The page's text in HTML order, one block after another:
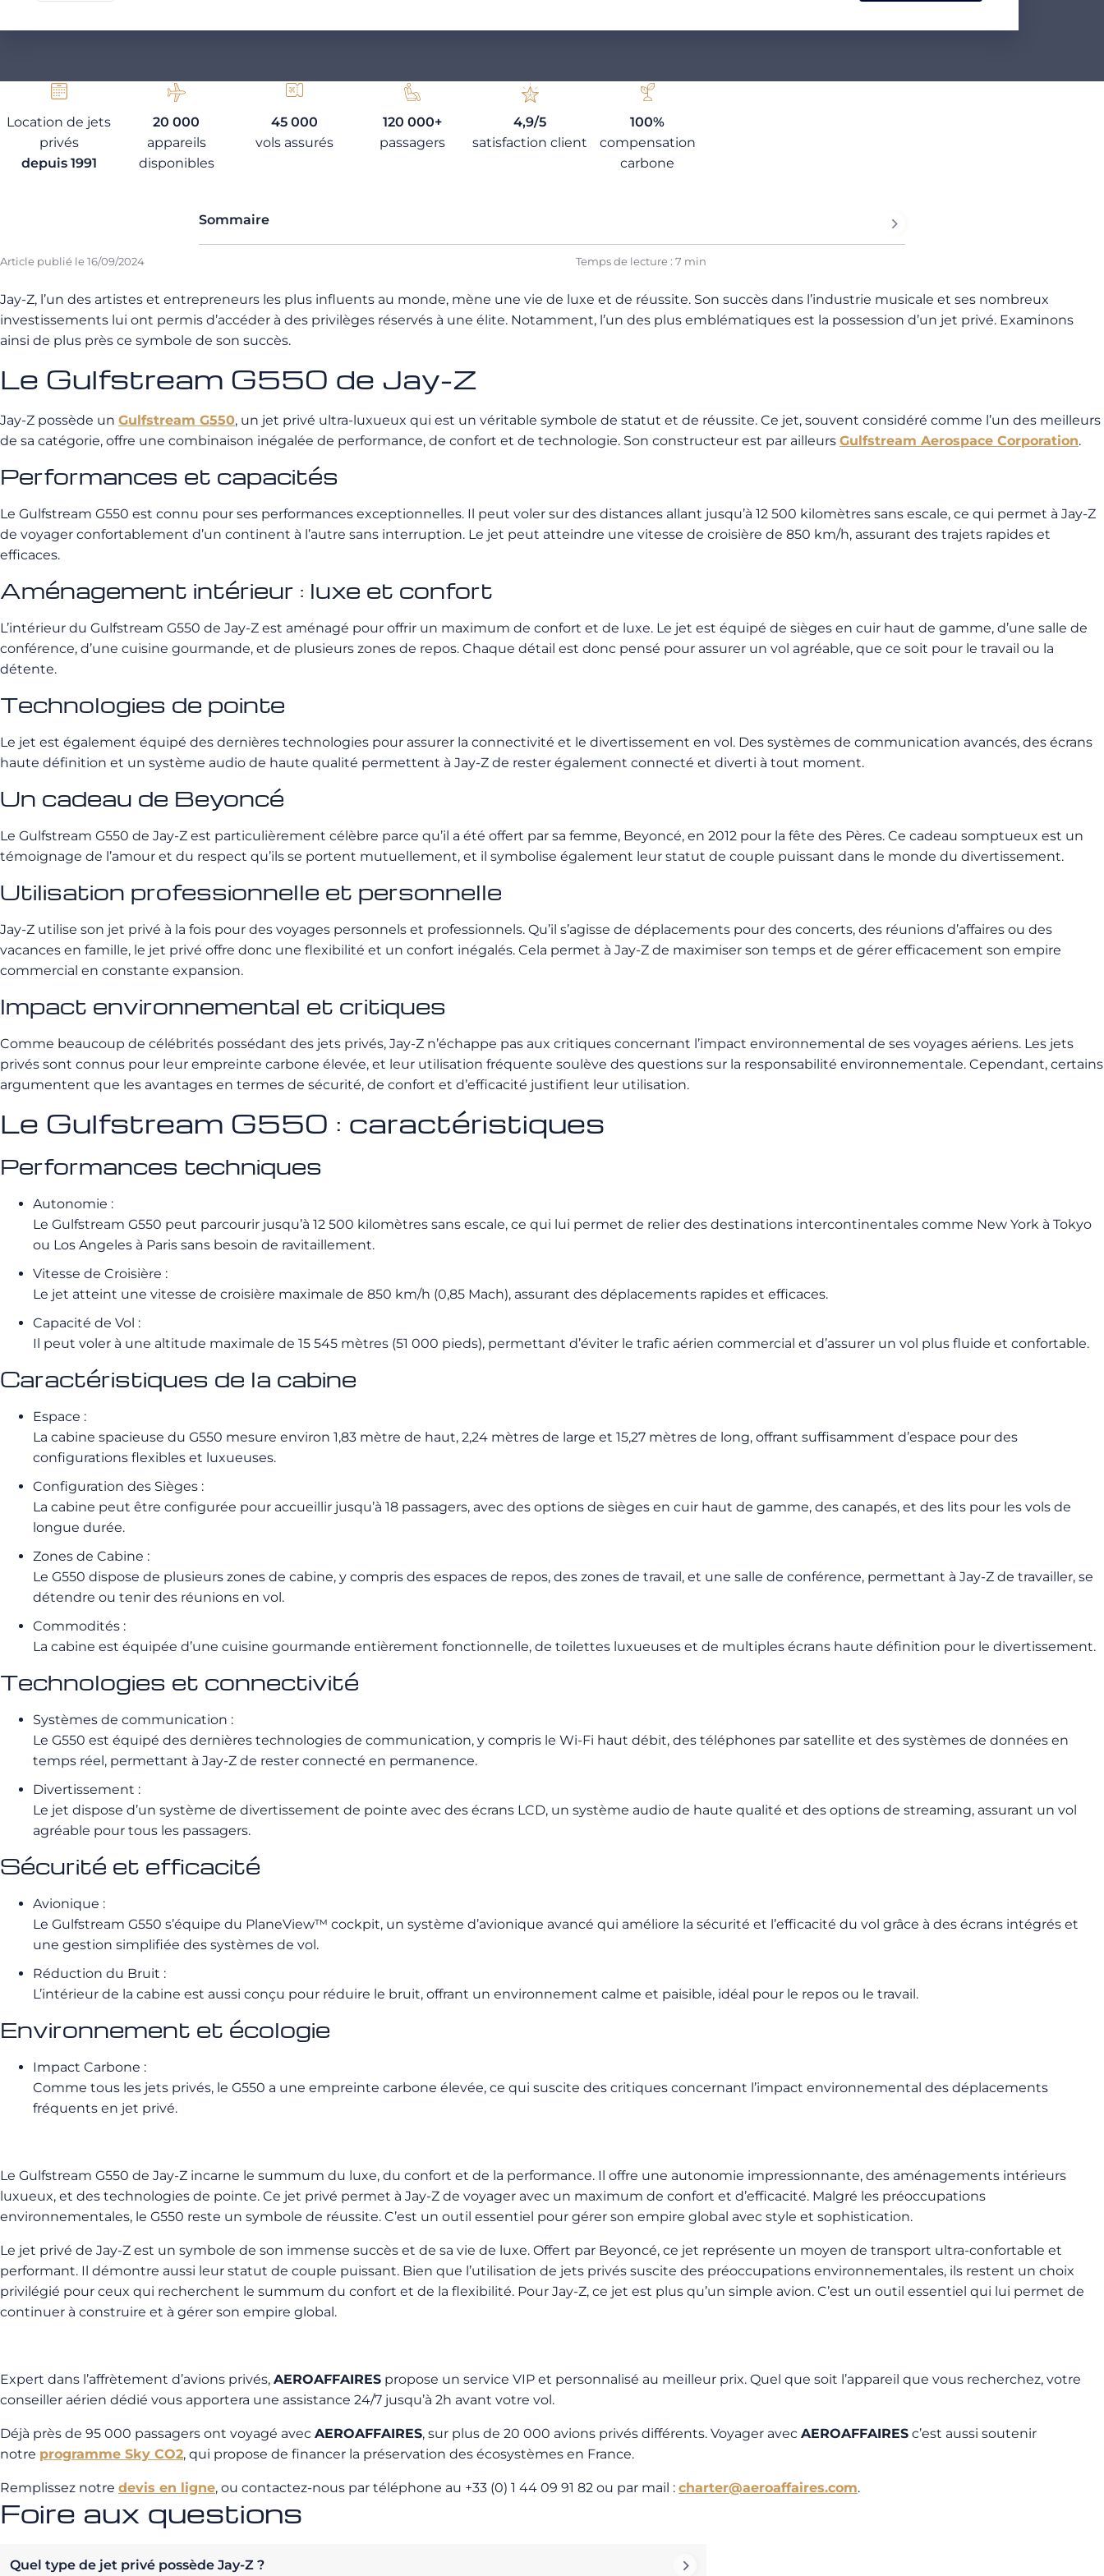
Location de jets
privés
depuis 1991
20 000
appareils
disponibles
45 000
vols assurés
120 000+
passagers
4,9/5
satisfaction client
100%
compensation
carbone
Sommaire
Article publié le16/09/2024 Temps de lecture : 7 min
Jay-Z, l’un des artistes et entrepreneurs les plus influents au monde, mène une vie de luxe et de réussite. Son succès dans l’industrie musicale et ses nombreux
investissements lui ont permis d’accéder à des privilèges réservés à une élite. Notamment, l’un des plus emblématiques est la possession d’un jet privé. Examinons
ainsi de plus près ce symbole de son succès.
Le Gulfstream G550 de Jay-Z
Jay-Z possède un Gulfstream G550, un jet privé ultra-luxueux qui est un véritable symbole de statut et de réussite. Ce jet, souvent considéré comme l’un des meilleurs
de sa catégorie, offre une combinaison inégalée de performance, de confort et de technologie. Son constructeur est par ailleurs Gulfstream Aerospace Corporation.
Performances et capacités
Le Gulfstream G550 est connu pour ses performances exceptionnelles. Il peut voler sur des distances allant jusqu’à 12 500 kilomètres sans escale, ce qui permet à Jay-Z
de voyager confortablement d’un continent à l’autre sans interruption. Le jet peut atteindre une vitesse de croisière de 850 km/h, assurant des trajets rapides et
efficaces.
Aménagement intérieur : luxe et confort
L’intérieur du Gulfstream G550 de Jay-Z est aménagé pour offrir un maximum de confort et de luxe. Le jet est équipé de sièges en cuir haut de gamme, d’une salle de
conférence, d’une cuisine gourmande, et de plusieurs zones de repos. Chaque détail est donc pensé pour assurer un vol agréable, que ce soit pour le travail ou la
détente.
Technologies de pointe
Le jet est également équipé des dernières technologies pour assurer la connectivité et le divertissement en vol. Des systèmes de communication avancés, des écrans
haute définition et un système audio de haute qualité permettent à Jay-Z de rester également connecté et diverti à tout moment.
Un cadeau de Beyoncé
Le Gulfstream G550 de Jay-Z est particulièrement célèbre parce qu’il a été offert par sa femme, Beyoncé, en 2012 pour la fête des Pères. Ce cadeau somptueux est un
témoignage de l’amour et du respect qu’ils se portent mutuellement, et il symbolise également leur statut de couple puissant dans le monde du divertissement.
Utilisation professionnelle et personnelle
Jay-Z utilise son jet privé à la fois pour des voyages personnels et professionnels. Qu’il s’agisse de déplacements pour des concerts, des réunions d’affaires ou des
vacances en famille, le jet privé offre donc une flexibilité et un confort inégalés. Cela permet à Jay-Z de maximiser son temps et de gérer efficacement son empire
commercial en constante expansion.
Impact environnemental et critiques
Comme beaucoup de célébrités possédant des jets privés, Jay-Z n’échappe pas aux critiques concernant l’impact environnemental de ses voyages aériens. Les jets
privés sont connus pour leur empreinte carbone élevée, et leur utilisation fréquente soulève des questions sur la responsabilité environnementale. Cependant, certains
argumentent que les avantages en termes de sécurité, de confort et d’efficacité justifient leur utilisation.
Le Gulfstream G550 : caractéristiques
Performances techniques
Autonomie :
Le Gulfstream G550 peut parcourir jusqu’à 12 500 kilomètres sans escale, ce qui lui permet de relier des destinations intercontinentales comme New York à Tokyo
ou Los Angeles à Paris sans besoin de ravitaillement.
Vitesse de Croisière :
Le jet atteint une vitesse de croisière maximale de 850 km/h (0,85 Mach), assurant des déplacements rapides et efficaces.
Capacité de Vol :
Il peut voler à une altitude maximale de 15 545 mètres (51 000 pieds), permettant d’éviter le trafic aérien commercial et d’assurer un vol plus fluide et confortable.
Caractéristiques de la cabine
Espace :
La cabine spacieuse du G550 mesure environ 1,83 mètre de haut, 2,24 mètres de large et 15,27 mètres de long, offrant suffisamment d’espace pour des
configurations flexibles et luxueuses.
Configuration des Sièges :
La cabine peut être configurée pour accueillir jusqu’à 18 passagers, avec des options de sièges en cuir haut de gamme, des canapés, et des lits pour les vols de
longue durée.
Zones de Cabine :
Le G550 dispose de plusieurs zones de cabine, y compris des espaces de repos, des zones de travail, et une salle de conférence, permettant à Jay-Z de travailler, se
détendre ou tenir des réunions en vol.
Commodités :
La cabine est équipée d’une cuisine gourmande entièrement fonctionnelle, de toilettes luxueuses et de multiples écrans haute définition pour le divertissement.
Technologies et connectivité
Systèmes de communication :
Le G550 est équipé des dernières technologies de communication, y compris le Wi-Fi haut débit, des téléphones par satellite et des systèmes de données en
temps réel, permettant à Jay-Z de rester connecté en permanence.
Divertissement :
Le jet dispose d’un système de divertissement de pointe avec des écrans LCD, un système audio de haute qualité et des options de streaming, assurant un vol
agréable pour tous les passagers.
Sécurité et efficacité
Avionique :
Le Gulfstream G550 s’équipe du PlaneView™ cockpit, un système d’avionique avancé qui améliore la sécurité et l’efficacité du vol grâce à des écrans intégrés et
une gestion simplifiée des systèmes de vol.
Réduction du Bruit :
L’intérieur de la cabine est aussi conçu pour réduire le bruit, offrant un environnement calme et paisible, idéal pour le repos ou le travail.
Environnement et écologie
Impact Carbone :
Comme tous les jets privés, le G550 a une empreinte carbone élevée, ce qui suscite des critiques concernant l’impact environnemental des déplacements
fréquents en jet privé.
Le Gulfstream G550 de Jay-Z incarne le summum du luxe, du confort et de la performance. Il offre une autonomie impressionnante, des aménagements intérieurs
luxueux, et des technologies de pointe. Ce jet privé permet à Jay-Z de voyager avec un maximum de confort et d’efficacité. Malgré les préoccupations
environnementales, le G550 reste un symbole de réussite. C’est un outil essentiel pour gérer son empire global avec style et sophistication.
Le jet privé de Jay-Z est un symbole de son immense succès et de sa vie de luxe. Offert par Beyoncé, ce jet représente un moyen de transport ultra-confortable et
performant. Il démontre aussi leur statut de couple puissant. Bien que l’utilisation de jets privés suscite des préoccupations environnementales, ils restent un choix
privilégié pour ceux qui recherchent le summum du confort et de la flexibilité. Pour Jay-Z, ce jet est plus qu’un simple avion. C’est un outil essentiel qui lui permet de
continuer à construire et à gérer son empire global.
Expert dans l’affrètement d’avions privés, AEROAFFAIRES propose un service VIP et personnalisé au meilleur prix. Quel que soit l’appareil que vous recherchez, votre
conseiller aérien dédié vous apportera une assistance 24/7 jusqu’à 2h avant votre vol.
Déjà près de 95 000 passagers ont voyagé avec AEROAFFAIRES, sur plus de 20 000 avions privés différents. Voyager avec AEROAFFAIRES c’est aussi soutenir
notre programme Sky CO2, qui propose de financer la préservation des écosystèmes en France.
Remplissez notre devis en ligne, ou contactez-nous par téléphone au +33 (0) 1 44 09 91 82 ou par mail : charter@aeroaffaires.com.
Foire aux questions
Quel type de jet privé possède Jay-Z ?